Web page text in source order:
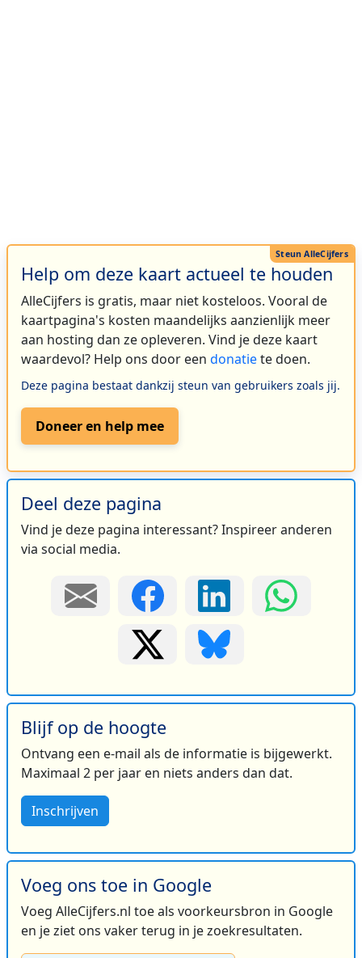
Help om deze kaart actueel te houden
AlleCijfers is gratis, maar niet kosteloos. Vooral de
kaartpagina's kosten maandelijks aanzienlijk meer
aan hosting dan ze opleveren. Vind je deze kaart
waardevol? Help ons door een donatiete doen.
Deze pagina bestaat dankzij steun van gebruikers zoals jij.
Doneer en help mee
Deel deze pagina
Vind je deze pagina interessant? Inspireer anderen
via social media.
Blijf op de hoogte
Ontvang een e-mail als de informatie is bijgewerkt.
Maximaal 2 per jaar en niets anders dan dat.
Inschrijven
Voeg ons toe in Google
Voeg AlleCijfers.nl toe als voorkeursbron in Google
en je ziet ons vaker terug in je zoekresultaten.